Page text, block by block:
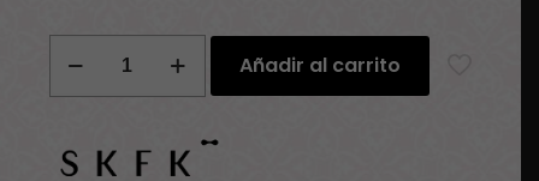
SKFK
Haundi
Añadir al carrito